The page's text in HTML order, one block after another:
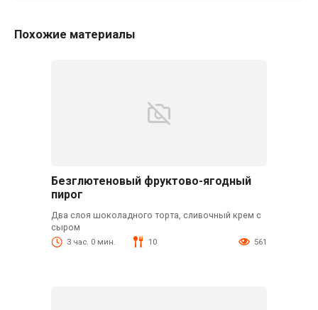
Похожие материалы
Безглютеновый фруктово-ягодный
пирог
Два слоя шоколадного торта, сливочный крем с
сыром
3 час. 0 мин. 10 561